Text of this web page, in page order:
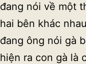
đang nói về một
hai bên khác
đang ông nói gà
hiện ra con gà là